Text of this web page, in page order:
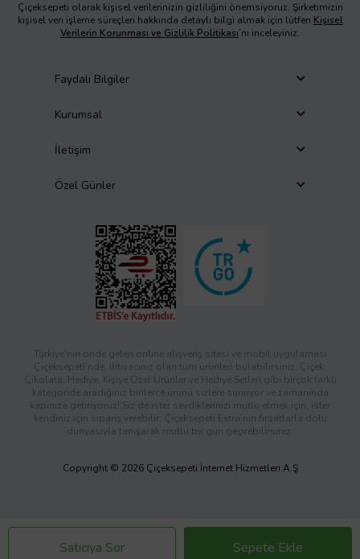
Satıcıya Sor Sepete Ekle
Çiçeksepeti olarak kişisel verilerinizin gizliliğini önemsiyoruz. Şirketimizin
kişisel veri işleme süreçleri hakkında detaylı bilgi almak için lütfen Kişisel
Verilerin Korunması ve Gizlilik Politikası’nı inceleyiniz.
Faydalı Bilgiler
Kurumsal
İletişim
Özel Günler
Türkiye’nin önde gelen online alışveriş sitesi ve mobil uygulaması
Çiçeksepeti’nde, ihtiyacınız olan tüm ürünleri bulabilirsiniz. Çiçek,
Çikolata, Hediye, Kişiye Özel Ürünler ve Hediye Setleri gibi birçok farklı
kategoride aradığınız binlerce ürünü sizlere sunuyor ve zamanında
kapınıza getiriyoruz! Siz de ister sevdiklerinizi mutlu etmek için, ister
kendiniz için sipariş verebilir; Çiçeksepeti Extra’nın fırsatlarla dolu
dünyasıyla tanışarak mutlu bir gün geçirebilirsiniz.
Copyright © 2026 Çiçeksepeti İnternet Hizmetleri A.Ş